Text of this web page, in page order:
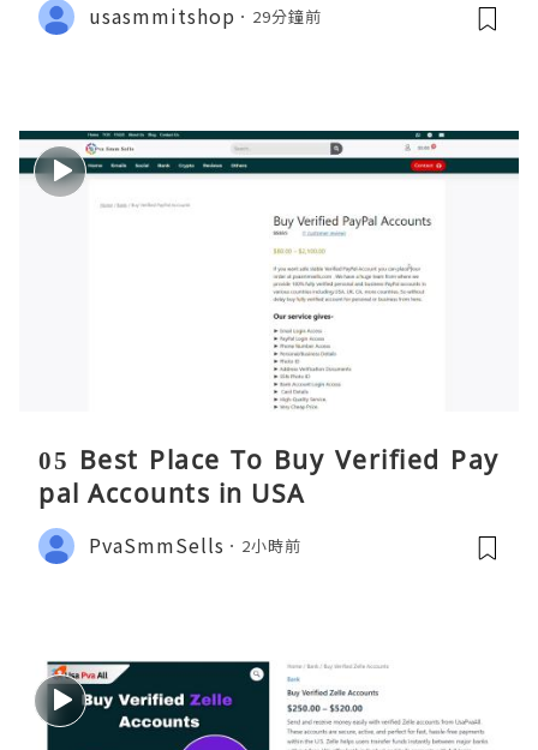
usasmmitshop 29分鐘前
05 Best Place To Buy Verified Pay
pal Accounts in USA
PvaSmmSells 2小時前